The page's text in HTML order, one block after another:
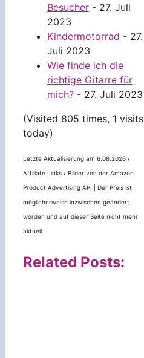
Besucher - 27. Juli
2023
Kindermotorrad - 27.
Juli 2023
Wie finde ich die
richtige Gitarre für
mich? - 27. Juli 2023
(Visited 805 times, 1 visits
today)
Letzte Aktualisierung am 6.08.2026 /
Affiliate Links / Bilder von der Amazon
Product Advertising API | Der Preis ist
möglicherweise inzwischen geändert
worden und auf dieser Seite nicht mehr
aktuell
Related Posts: